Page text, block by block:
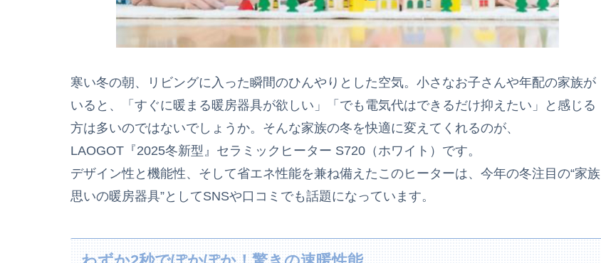
寒い冬の朝、リビングに入った瞬間のひんやりとした空気。小さなお子さんや年配の家族が
いると、「すぐに暖まる暖房器具が欲しい」「でも電気代はできるだけ抑えたい」と感じる
方は多いのではないでしょうか。そんな家族の冬を快適に変えてくれるのが、
LAOGOT『2025冬新型』セラミックヒーター S720（ホワイト）です。
デザイン性と機能性、そして省エネ性能を兼ね備えたこのヒーターは、今年の冬注目の“家族
思いの暖房器具”としてSNSや口コミでも話題になっています。